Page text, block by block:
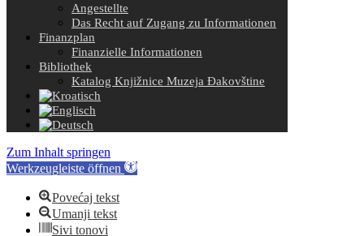
Angestellte
Das Recht auf Zugang zu Informationen
Finanzplan
Finanzielle Informationen
Bibliothek
Katalog Knjižnice Muzeja Đakovštine
Zum Inhalt springen
Werkzeugleiste öffnen
Povećaj tekst
Umanji tekst
Sivi tonovi